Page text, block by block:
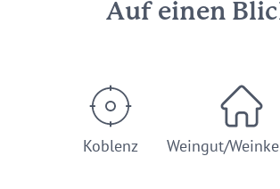
Auf einen
Koblenz Weingut/